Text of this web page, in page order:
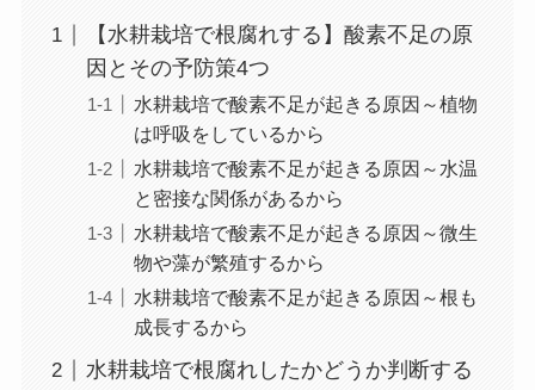
【水耕栽培で根腐れする】酸素不足の原
因とその予防策4つ
水耕栽培で酸素不足が起きる原因～植物
は呼吸をしているから
水耕栽培で酸素不足が起きる原因～水温
と密接な関係があるから
水耕栽培で酸素不足が起きる原因～微生
物や藻が繁殖するから
水耕栽培で酸素不足が起きる原因～根も
成長するから
水耕栽培で根腐れしたかどうか判断する